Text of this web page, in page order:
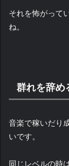
それを怖がって
ね。
群れを辞め
音楽で稼いだり
いです。
同じレベルの時